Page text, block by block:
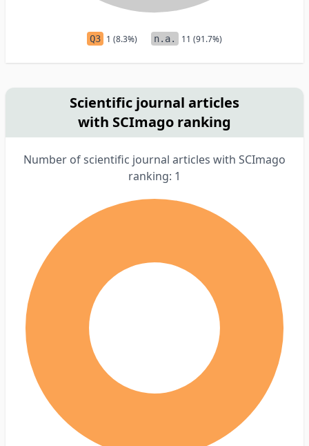
Q3 1 (8.3%) n.a. 11 (91.7%)
Scientific journal articles
with SCImago ranking
Number of scientific journal articles with SCImago
ranking: 1